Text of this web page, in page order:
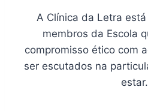
A Clínica da Letra
membros da Escola
compromisso ético com
ser escutados na
estar.